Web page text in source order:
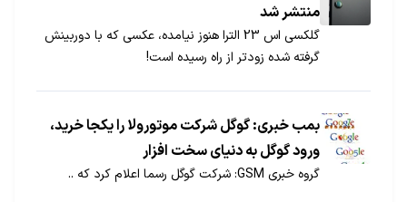
منتشر شد
گلکسی اس 23 الترا هنوز نیامده، عکسی که با دوربینش
گرفته شده زودتر از راه رسیده است!
بمب خبری: گوگل شرکت موتورولا را یکجا خرید،
ورود گوگل به دنیای سخت افزار
گروه خبری GSM: شرکت گوگل رسما اعلام کرد که ..